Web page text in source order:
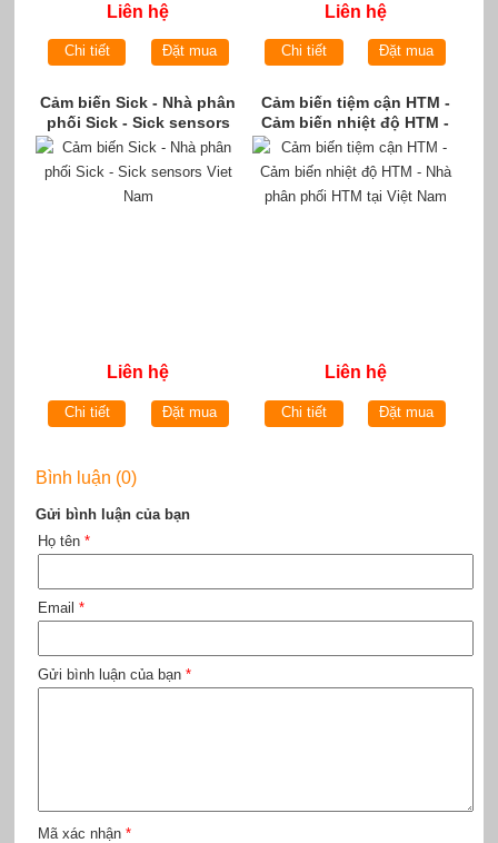
Liên hệ
Chi tiết Đặt mua
Liên hệ
Chi tiết Đặt mua
Cảm biến Sick - Nhà phân
phối Sick - Sick sensors
Viet Nam
Liên hệ
Chi tiết Đặt mua
Cảm biến tiệm cận HTM -
Cảm biến nhiệt độ HTM -
Nhà phân phối HTM tại
Việt Nam
Liên hệ
Chi tiết Đặt mua
Bình luận (0)
Gửi bình luận của bạn
Họ tên *
Email *
Gửi bình luận của bạn *
Mã xác nhận *